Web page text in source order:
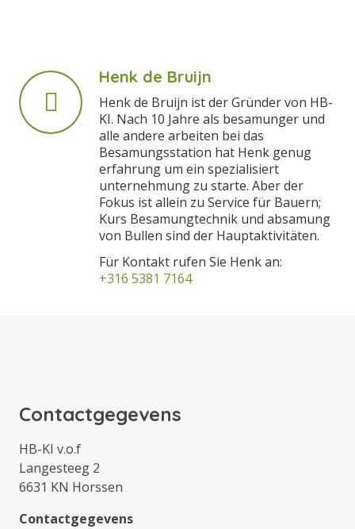
Henk de Bruijn
Henk de Bruijn ist der Gründer von HB-
KI. Nach 10 Jahre als besamunger und
alle andere arbeiten bei das
Besamungsstation hat Henk genug
erfahrung um ein spezialisiert
unternehmung zu starte. Aber der
Fokus ist allein zu Service für Bauern;
Kurs Besamungtechnik und absamung
von Bullen sind der Hauptaktivitäten.
Für Kontakt rufen Sie Henk an:
+316 5381 7164
Contactgegevens
HB-KI v.o.f
Langesteeg 2
6631 KN Horssen
Contactgegevens